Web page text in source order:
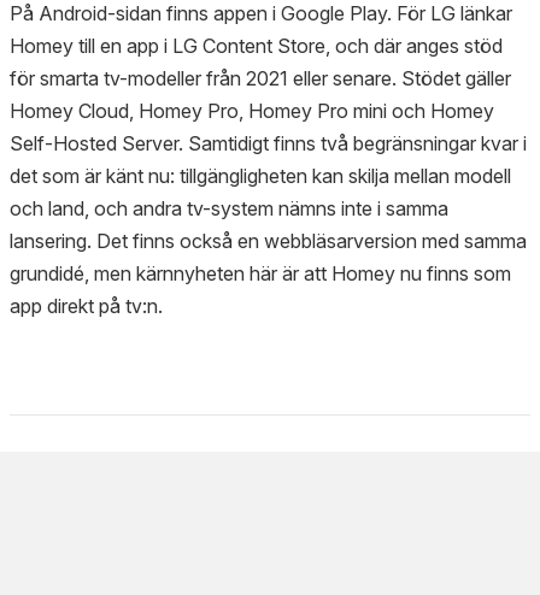
På Android-sidan finns appen i Google Play. För LG länkar
Homey till en app i LG Content Store, och där anges stöd
för smarta tv-modeller från 2021 eller senare. Stödet gäller
Homey Cloud, Homey Pro, Homey Pro mini och Homey
Self-Hosted Server. Samtidigt finns två begränsningar kvar i
det som är känt nu: tillgängligheten kan skilja mellan modell
och land, och andra tv-system nämns inte i samma
lansering. Det finns också en webbläsarversion med samma
grundidé, men kärnnyheten här är att Homey nu finns som
app direkt på tv:n.